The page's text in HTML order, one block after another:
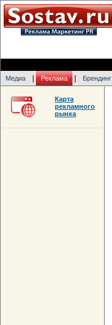
Медиа Реклама Брендинг
Карта
рекламного
рынка